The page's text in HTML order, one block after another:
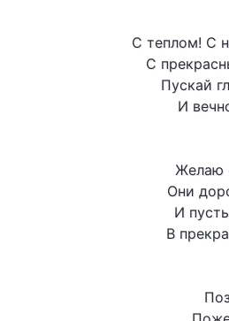
С теплом! С
С
Пускай
И
Желаю
Они
И
В